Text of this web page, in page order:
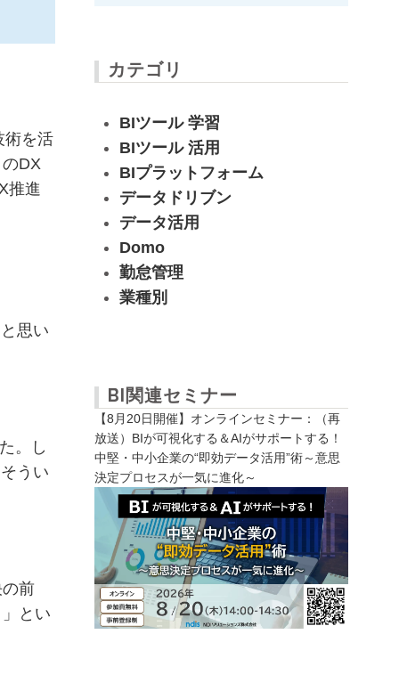
術を活
DX
推進
思い
。し
うい
前
とい
カテゴリ
BIツール 学習
BIツール 活用
BIプラットフォーム
データドリブン
データ活用
Domo
勤怠管理
業種別
BI関連セミナー
【8月20日開催】オンラインセミナー：（再
放送）BIが可視化する＆AIがサポートする！
中堅・中小企業の“即効データ活用”術～意思
決定プロセスが一気に進化～